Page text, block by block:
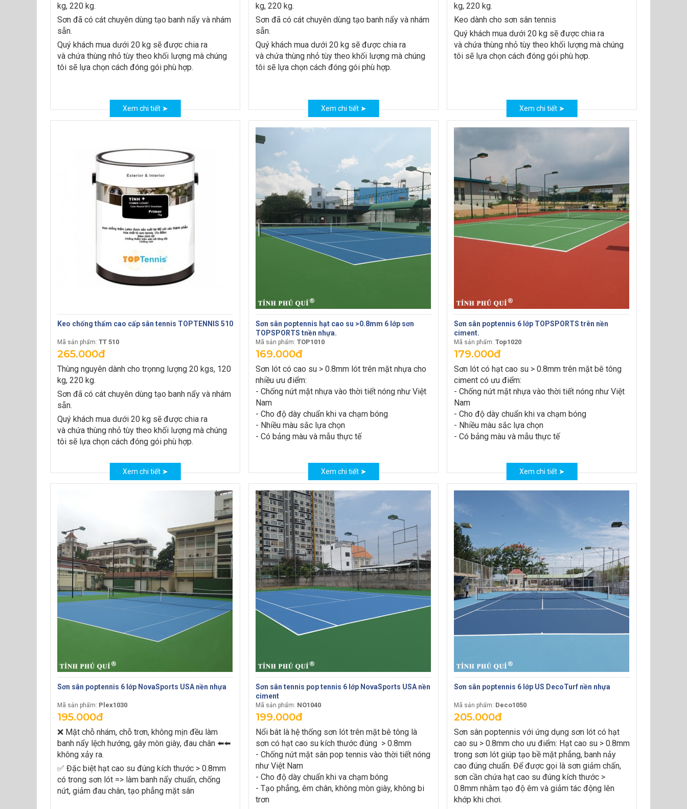
kg, 220 kg.
Sơn đã có cát chuyên dùng tạo banh nẩy và nhám
sẵn.
Quý khách mua dưới 20 kg sẽ được chia ra
và chứa thùng nhỏ tùy theo khối lượng mà chúng
tôi sẽ lựa chọn cách đóng gói phù hợp.
Xem chi tiết ➤
kg, 220 kg.
Sơn đã có cát chuyên dùng tạo banh nẩy và nhám
sẵn.
Quý khách mua dưới 20 kg sẽ được chia ra
và chứa thùng nhỏ tùy theo khối lượng mà chúng
tôi sẽ lựa chọn cách đóng gói phù hợp.
Xem chi tiết ➤
kg, 220 kg.
Keo dành cho sơn sân tennis
Quý khách mua dưới 20 kg sẽ được chia ra
và chứa thùng nhỏ tùy theo khối lượng mà chúng
tôi sẽ lựa chọn cách đóng gói phù hợp.
Xem chi tiết ➤
Keo chống thấm cao cấp sân tennis TOPTENNIS 510
Mã sản phẩm: TT 510
265.000đ
Thùng nguyên dành cho trọnng lượng 20 kgs, 120
kg, 220 kg.
Sơn đã có cát chuyên dùng tạo banh nẩy và nhám
sẵn.
Quý khách mua dưới 20 kg sẽ được chia ra
và chứa thùng nhỏ tùy theo khối lượng mà chúng
tôi sẽ lựa chọn cách đóng gói phù hợp.
Xem chi tiết ➤
Sơn sân poptennis hạt cao su >0.8mm 6 lớp sơn
TOPSPORTS tnền nhựa.
Mã sản phẩm: TOP1010
169.000đ
Sơn lót có cao su > 0.8mm lót trên mặt nhựa cho
nhiều ưu điểm:
- Chống nứt mặt nhựa vào thời tiết nóng như Việt
Nam
- Cho độ dày chuẩn khi va chạm bóng
- Nhiều màu sắc lựa chọn
- Có bảng màu và mẫu thực tế
Xem chi tiết ➤
Sơn sân poptennis 6 lớp TOPSPORTS trên nền
ciment.
Mã sản phẩm: Top1020
179.000đ
Sơn lót có hạt cao su > 0.8mm trên mặt bê tông
ciment có ưu điểm:
- Chống nứt mặt nhựa vào thời tiết nóng như Việt
Nam
- Cho độ dày chuẩn khi va chạm bóng
- Nhiều màu sắc lựa chọn
- Có bảng màu và mẫu thực tế
Xem chi tiết ➤
Sơn sân poptennis 6 lớp NovaSports USA nền nhựa
Mã sản phẩm: Plex1030
195.000đ
❌ Mặt chỗ nhám, chỗ trơn, không mịn đều làm
banh nẩy lệch hướng, gây mòn giày, đau chân ⬅️⬅️
không xảy ra.
✅ Đặc biệt hạt cao su đúng kích thước > 0.8mm
có trong sơn lót => làm banh nẩy chuẩn, chống
nứt, giảm đau chân, tạo phẳng mặt sân
Sơn sân tennis pop tennis 6 lớp NovaSports USA nền
ciment
Mã sản phẩm: NO1040
199.000đ
Nổi bât là hệ thống sơn lót trên mặt bê tông là
sơn có hạt cao su kích thước đúng > 0.8mm
- Chống nứt mặt sân pop tennis vào thời tiết nóng
như Việt Nam
- Cho độ dày chuẩn khi va chạm bóng
- Tạo phẳng, êm chân, không mòn giày, không bi
trơn
Sơn sân poptennis 6 lớp US DecoTurf nền nhựa
Mã sản phẩm: Deco1050
205.000đ
Sơn sân poptennis với ứng dụng sơn lót có hạt
cao su > 0.8mm cho ưu điểm: Hạt cao su > 0.8mm
trong sơn lót giúp tạo bề mặt phẳng, banh nảy
cao đúng chuẩn. Để được gọi là sơn giảm chấn,
sơn cần chứa hạt cao su đúng kích thước >
0.8mm nhằm tạo độ êm và giảm tác động lên
khớp khi chơi.